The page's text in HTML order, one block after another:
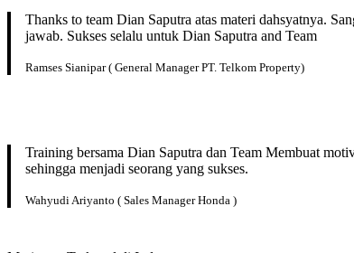
Thanks to team Dian Saputra atas materi dahsyatnya.
jawab. Sukses selalu untuk Dian Saputra and Team
Ramses Sianipar ( General Manager PT. Telkom Property)
Training bersama Dian Saputra dan Team Membuat
sehingga menjadi seorang yang sukses.
Wahyudi Ariyanto ( Sales Manager Honda )